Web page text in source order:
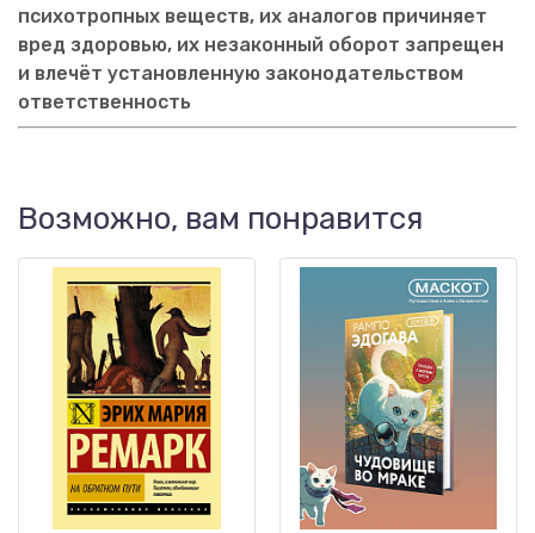
психотропных веществ, их аналогов причиняет
вред здоровью, их незаконный оборот запрещен
и влечёт установленную законодательством
ответственность
Возможно, вам понравится